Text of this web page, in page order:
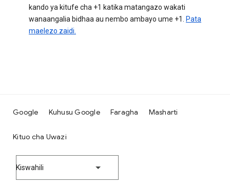
kando ya kitufe cha +1 katika matangazo wakati
wanaangalia bidhaa au nembo ambayo ume +1.
Pata
maelezo zaidi.
Google Kuhusu Google Faragha Masharti
Kituo cha Uwazi
Kiswahili